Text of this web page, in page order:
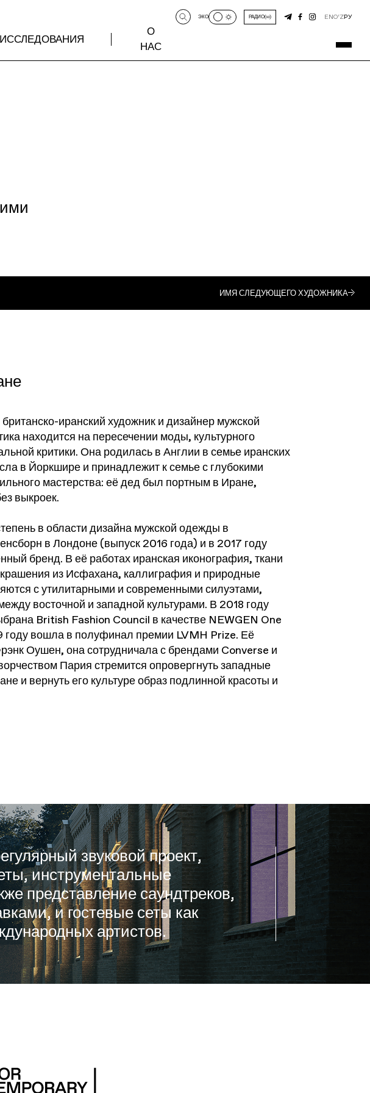
ИССЛЕДОВАНИЯ
О
НАС
ЭКО РАДИО ENO‘ZРУ
ИМЯ СЛЕДУЮЩЕГО ХУДОЖНИКА
иранский художник и дизайнер мужской
находится на пересечении моды, культурного
критики. Она родилась в Англии в семье иранских
в Йоркшире и принадлежит к семье с глубокими
мастерства: её дед был портным в Иране,
выкроек.
в области дизайна мужской одежды в
в Лондоне (выпуск 2016 года) и в 2017 году
бренд. В её работах иранская иконография, ткани
крашения из Исфахана, каллиграфия и природные
с утилитарными и современными силуэтами,
восточной и западной культурами. В 2018 году
British Fashion Council в качестве NEWGEN One
году вошла в полуфинал премии LVMH Prize. Её
Оушен, она сотрудничала с брендами Converse и
Пария стремится опровергнуть западные
и вернуть его культуре образ подлинной красоты и
звуковой проект,
инструментальные
представление саундтреков,
и гостевые сеты как
артистов.